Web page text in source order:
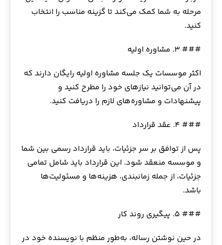
مرحله به شما کمک می‌کند تا گزینه مناسب را انتخاب
کنید.
### ۳. مشاوره اولیه
اکثر موسسات یک جلسه مشاوره اولیه رایگان دارند که
در آن می‌توانید نیازهای خود را مطرح کنید و
پیشنهادات و مشاوره‌های لازم را دریافت کنید.
### ۴. عقد قرارداد
پس از توافق بر سر جزئیات، باید قرارداد رسمی بین شما
و موسسه منعقد شود. این قرارداد باید شامل تمامی
جزئیات، از جمله زمانبندی، هزینه‌ها و مسئولیت‌ها
باشد.
### ۵. پیگیری روند کار
در حین نوشتن رساله، به‌طور منظم با نویسنده خود در